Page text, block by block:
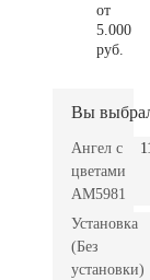
от
5.000
руб.
Вы
Ангел с
цветами
AM5981
Установка
(Без
установки)